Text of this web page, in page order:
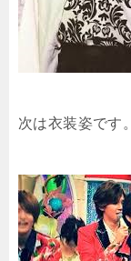
次は衣装姿です。